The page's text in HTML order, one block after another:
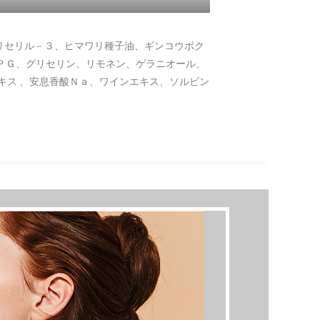
リル－３、ヒマワリ種子油、ギンコウボク
、グリセリン、リモネン、ゲラニオール、
、安息香酸Ｎａ、ワインエキス、ソルビン